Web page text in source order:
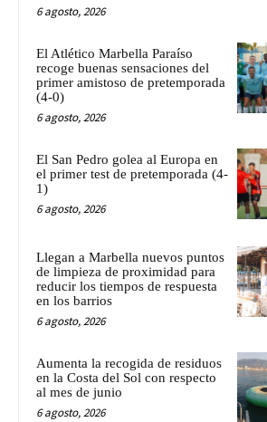
6 agosto, 2026
El Atlético Marbella Paraíso
recoge buenas sensaciones del
primer amistoso de pretemporada
(4-0)
6 agosto, 2026
El San Pedro golea al Europa en
el primer test de pretemporada (4-
1)
6 agosto, 2026
Llegan a Marbella nuevos puntos
de limpieza de proximidad para
reducir los tiempos de respuesta
en los barrios
6 agosto, 2026
Aumenta la recogida de residuos
en la Costa del Sol con respecto
al mes de junio
6 agosto, 2026